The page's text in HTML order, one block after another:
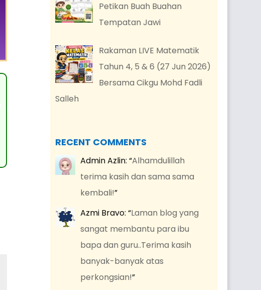
Petikan Buah Buahan
Tempatan Jawi
Rakaman LIVE Matematik
Tahun 4, 5 & 6 (27 Jun 2026)
Bersama Cikgu Mohd Fadli
Salleh
RECENT COMMENTS
Admin Azlin: “Alhamdulillah
terima kasih dan sama sama
kembali!”
Azmi Bravo: “Laman blog yang
sangat membantu para ibu
bapa dan guru..Terima kasih
banyak-banyak atas
perkongsian!”